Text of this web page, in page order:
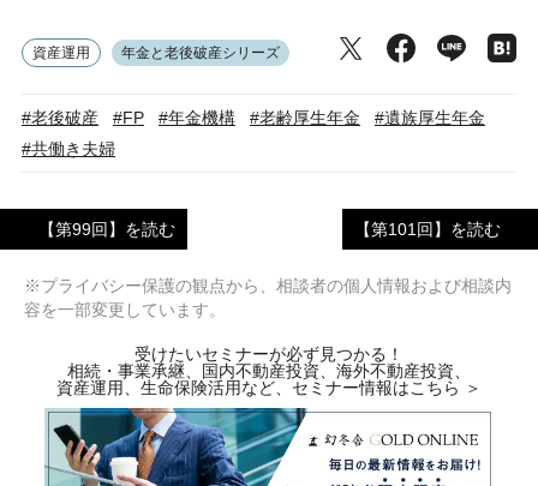
資産運用 年金と老後破産シリーズ
#老後破産 #FP #年金機構 #老齢厚生年金
#遺族厚生年金
#共働き夫婦
【第99回】を読む 【第101回】を読む
※プライバシー保護の観点から、相談者の個人情報および相談内
容を一部変更しています。
受けたいセミナーが必ず見つかる！
相続・事業承継、国内不動産投資、海外不動産投資、
資産運用、生命保険活用など、セミナー情報はこちら ＞